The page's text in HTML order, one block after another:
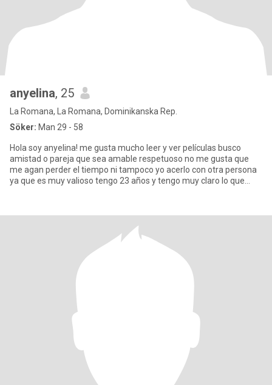
anyelina, 25
La Romana, La Romana, Dominikanska Rep.
Söker: Man 29 - 58
Hola soy anyelina! me gusta mucho leer y ver películas busco
amistad o pareja que sea amable respetuoso no me gusta que
me agan perder el tiempo ni tampoco yo acerlo con otra persona
ya que es muy valioso tengo 23 años y tengo muy claro lo que